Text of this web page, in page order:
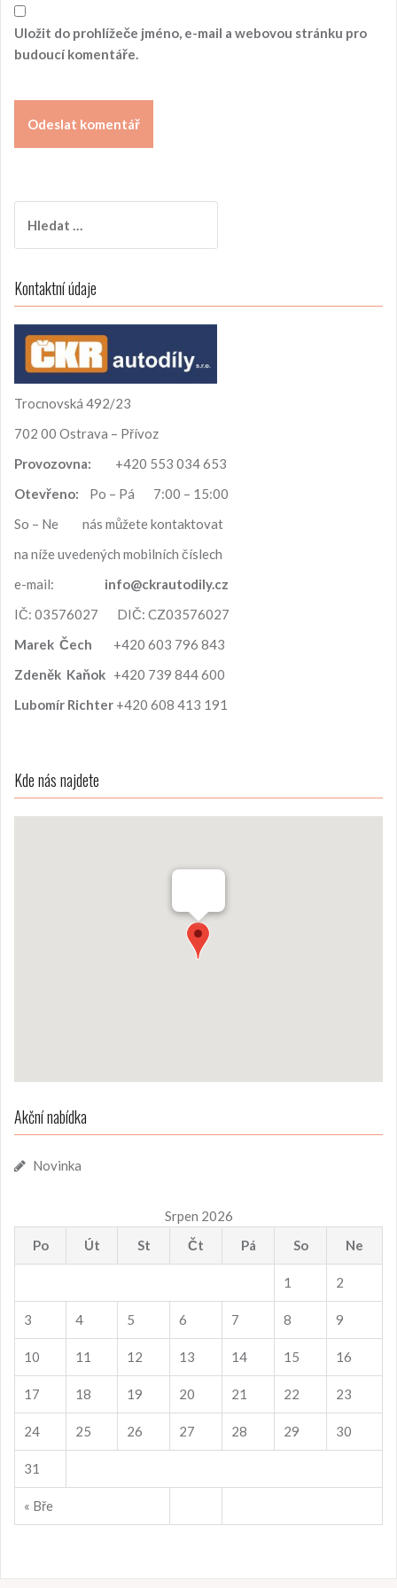
Uložit do prohlížeče jméno, e-mail a webovou stránku pro
budoucí komentáře.
h
e
á
n
Kontaktní údaje
Trocnovská 492/23
702 00 Ostrava – Přívoz
Provozovna:
+420 553 034 653
Otevřeno: Po – Pá 7:00 – 15:00
So – Ne nás můžete kontaktovat
na níže uvedených mobilních číslech
e-mail: info@ckrautodily.cz
IČ: 03576027 DIČ: CZ03576027
Marek Čech
+420 603 796 843
Zdeněk Kaňok +420 739 844 600
Lubomír Richter +420 608 413 191
Kde nás najdete
Akční nabídka
Novinka
Srpen 2026
Po
Út St Čt Pá So Ne
« Bře
1 2
3 4 5 6 7 8 9
10 11 12 13 14 15 16
17 18 19 20 21 22 23
24 25 26 27 28 29 30
31